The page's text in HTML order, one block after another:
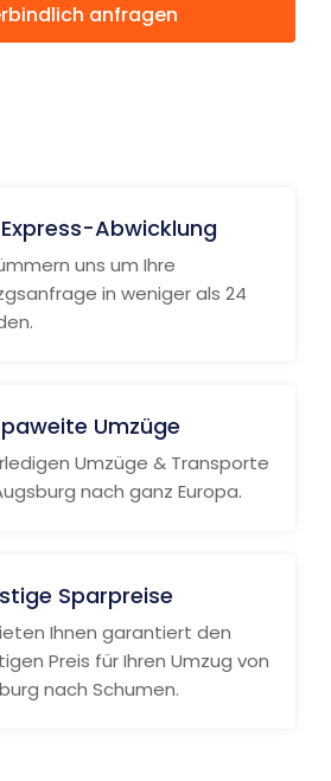
anfragen
Abwicklung
uns um Ihre
in weniger als 24
Umzüge
Umzüge & Transporte
nach ganz Europa.
Sparpreise
Ihnen garantiert den
Preis für Ihren Umzug von
nach Schumen.